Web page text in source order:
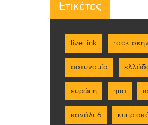
Ετικέτες
live link rock
αστυνομία
ευρώπη ηπα
κανάλι 6